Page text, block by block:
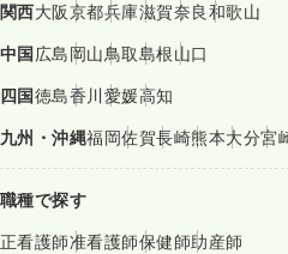
関西大阪京都兵庫滋賀奈良和歌山
中国 広島 岡山鳥取島根山口
四国徳島香川 愛媛高知
九州・沖縄福岡佐賀長崎熊本大分宮
職種で探す
正看護師准看護師保健師助産師